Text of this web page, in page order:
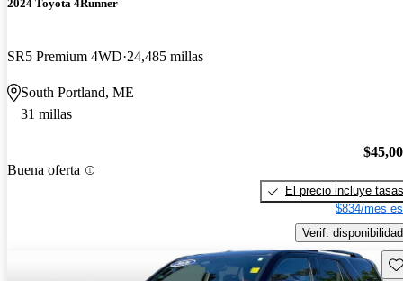
2024 Toyota 4Runner
SR5 Premium 4WD 24,485 millas
South Portland, ME
31 millas
Buena oferta
El precio incluye tasas
$834/mes
Verif. disponibilidad